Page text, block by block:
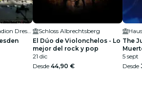
Schloss Albrechtsberg
El Dúo de Violonchelos - Lo
mejor del rock y pop
21 dic
Desde 44,90 €
The
5 sept
Desde